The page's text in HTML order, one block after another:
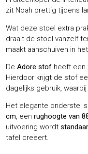
zit Noah prettig tijdens
Wat deze stoel extra
draait de stoel vanzelf
maakt aanschuiven in
De Adore stof heeft een
Hierdoor krijgt de stof
dagelijks gebruik,
Het elegante onderstel
cm, een rughoogte van
uitvoering wordt
tafel creëert.